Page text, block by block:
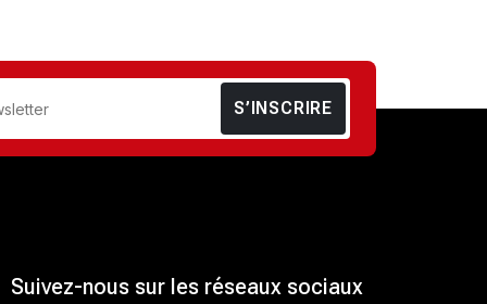
S’INSCRIRE
Suivez-nous sur les réseaux sociaux